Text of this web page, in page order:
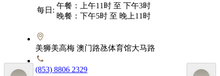
每日:
午餐：上午11时 至 下午3时
晚餐：下午5时 至 晚上11时
美狮美高梅 澳门路氹体育馆大马路
(853) 8806 2329